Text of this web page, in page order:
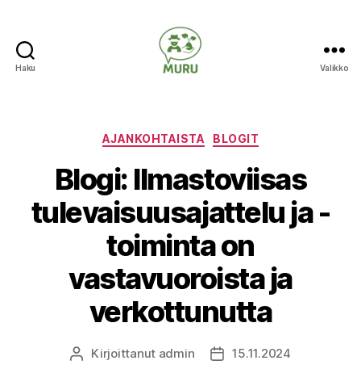
Haku Valikko
Kategoriat
AJANKOHTAISTA BLOGIT
Blogi: Ilmastoviisas
tulevaisuusajattelu ja -
toiminta on
vastavuoroista ja
verkottunutta
Kirjoittaja
Kirjoittanut admin Julkaisupäivämäärä
15.11.2024